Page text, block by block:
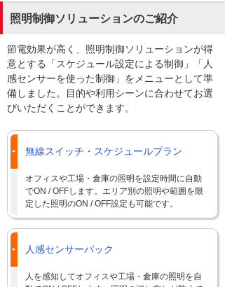
照明制御ソリューションのご紹介
節電効果が高く、照明制御ソリューションが得
意とする「スケジュール設定による制御」「人
感センサーを使った制御」をメニューとして準
備しました。目的や利用シーンに合わせてお選
びいただくことができます。
無線スイッチ・スケジュールプラン
オフィスや工場・倉庫の照明を設定時間に自動
でON / OFFします。エリア別の照明や範囲を限
定した照明のON / OFF設定も可能です。
人感センサーパック
人を感知してオフィスや工場・倉庫の照明を自